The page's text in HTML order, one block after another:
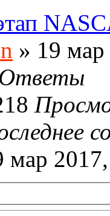
» 19
Ответы
мар